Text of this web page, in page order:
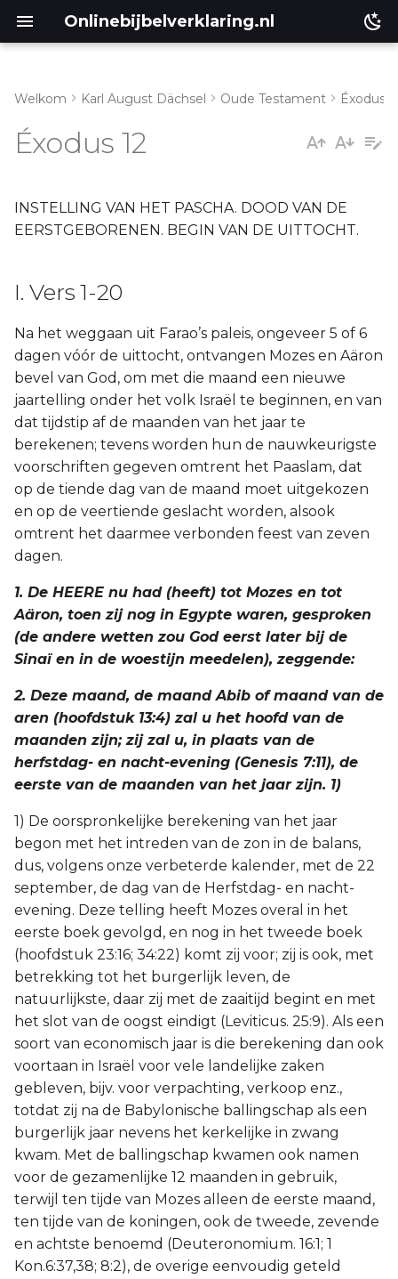
Onlinebijbelverklaring.nl
III. Vers 29-42
Lukas
Handelingen
Romeinen
1 Korinthe
2 Korinthe
Galaten
Éfeze
Filippenzen
Kolossenzen
1 Thessalonicenzen
2 Thessalonicenzen
1 Timótheüs
2 Timótheüs
Titus
Filémon
Hebreeën
Jakobus
1 Petrus
2 Petrus
1 Johannes
2 Johannes
3 Johannes
Judas
Openbaring
Welkom Karl August Dächsel Oude Testament Éxodus
Éxodus 12
INSTELLING VAN HET PASCHA. DOOD VAN DE
EERSTGEBORENEN. BEGIN VAN DE UITTOCHT.
I. Vers 1-20
Na het weggaan uit Farao’s paleis, ongeveer 5 of 6
dagen vóór de uittocht, ontvangen Mozes en Aäron
bevel van God, om met die maand een nieuwe
jaartelling onder het volk Israël te beginnen, en van
dat tijdstip af de maanden van het jaar te
berekenen; tevens worden hun de nauwkeurigste
voorschriften gegeven omtrent het Paaslam, dat
op de tiende dag van de maand moet uitgekozen
en op de veertiende geslacht worden, alsook
omtrent het daarmee verbonden feest van zeven
dagen.
1. De HEERE nu had (heeft) tot Mozes en tot
Aäron, toen zij nog in Egypte waren, gesproken
(de andere wetten zou God eerst later bij de
Sinaï en in de woestijn meedelen), zeggende:
2. Deze maand, de maand Abib of maand van de
aren (hoofdstuk 13:4) zal u het hoofd van de
maanden zijn; zij zal u, in plaats van de
herfstdag- en nacht-evening (Genesis 7:11), de
eerste van de maanden van het jaar zijn. 1)
1) De oorspronkelijke berekening van het jaar
begon met het intreden van de zon in de balans,
dus, volgens onze verbeterde kalender, met de 22
september, de dag van de Herfstdag- en nacht-
evening. Deze telling heeft Mozes overal in het
eerste boek gevolgd, en nog in het tweede boek
(hoofdstuk 23:16; 34:22) komt zij voor; zij is ook, met
betrekking tot het burgerlijk leven, de
natuurlijkste, daar zij met de zaaitijd begint en met
het slot van de oogst eindigt (Leviticus. 25:9). Als een
soort van economisch jaar is die berekening dan ook
voortaan in Israël voor vele landelijke zaken
gebleven, bijv. voor verpachting, verkoop enz.,
totdat zij na de Babylonische ballingschap als een
burgerlijk jaar nevens het kerkelijke in zwang
kwam. Met de ballingschap kwamen ook namen
voor de gezamenlijke 12 maanden in gebruik,
terwijl ten tijde van Mozes alleen de eerste maand,
ten tijde van de koningen, ook de tweede, zevende
en achtste benoemd (Deuteronomium. 16:1; 1
Kon.6:37,38; 8:2), de overige eenvoudig geteld